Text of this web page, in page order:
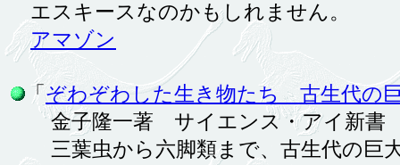
エスキースなのかもしれません。
アマゾン
「 ぞわぞわした生き物たち 古生代の
金子隆一著 サイエンス・アイ新書
三葉虫から六脚類まで、古生代の巨